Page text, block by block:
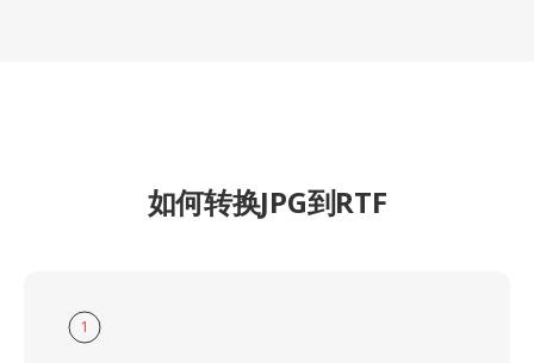
如何转换JPG到RTF
1